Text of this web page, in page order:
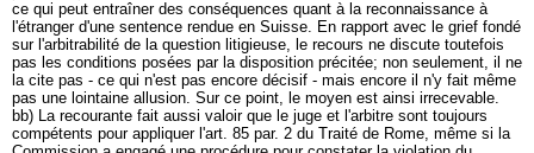
ce qui peut entraîner des conséquences quant à la reconnaissance à
l'étranger d'une sentence rendue en Suisse. En rapport avec le grief fondé
sur l'arbitrabilité de la question litigieuse, le recours ne discute toutefois
pas les conditions posées par la disposition précitée; non seulement, il ne
la cite pas - ce qui n'est pas encore décisif - mais encore il n'y fait même
pas une lointaine allusion. Sur ce point, le moyen est ainsi irrecevable.
bb) La recourante fait aussi valoir que le juge et l'arbitre sont toujours
compétents pour appliquer l'art. 85 par. 2 du Traité de Rome, même si la